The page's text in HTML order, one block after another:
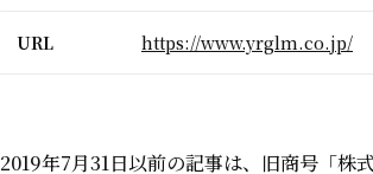
URL https://www.yrglm.co.jp/
2019年7月31日以前の記事は、旧商号「株